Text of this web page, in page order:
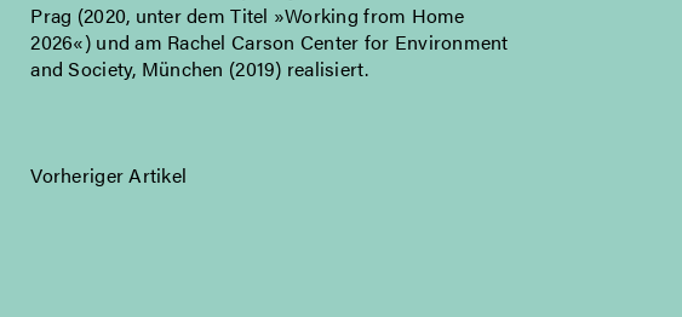
Prag (2020, unter dem Titel »Working from Home
2026«) und am Rachel Carson Center for Environment
and Society, München (2019) realisiert.
Vorheriger Artikel